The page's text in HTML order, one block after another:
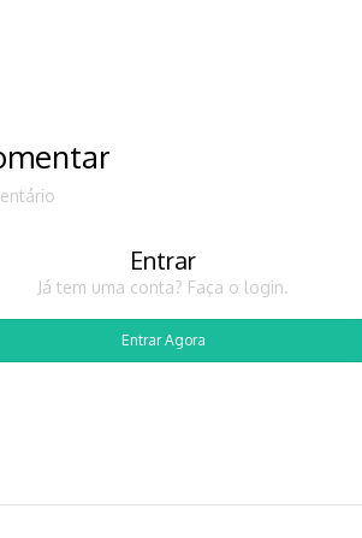
Entrar
Já tem uma conta? Faça o login.
Entrar Agora